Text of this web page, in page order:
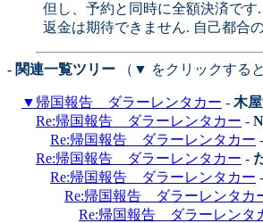
但し、予約と同時に全額決済で
返金は期待できません. 自己都合
- 関連一覧ツリー （▼ をクリックする
▼ 帰国報告 ダラーレンタカー - 木
Re:帰国報告 ダラーレンタカー -
Re:帰国報告 ダラーレンタカー -
Re:帰国報告 ダラーレンタカー -
Re:帰国報告 ダラーレンタカー -
Re:帰国報告 ダラーレンタカ
Re:帰国報告 ダラーレンタ